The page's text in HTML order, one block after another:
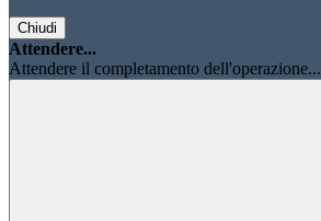
Chiudi
Attendere...
Attendere il completamento dell'operazione...